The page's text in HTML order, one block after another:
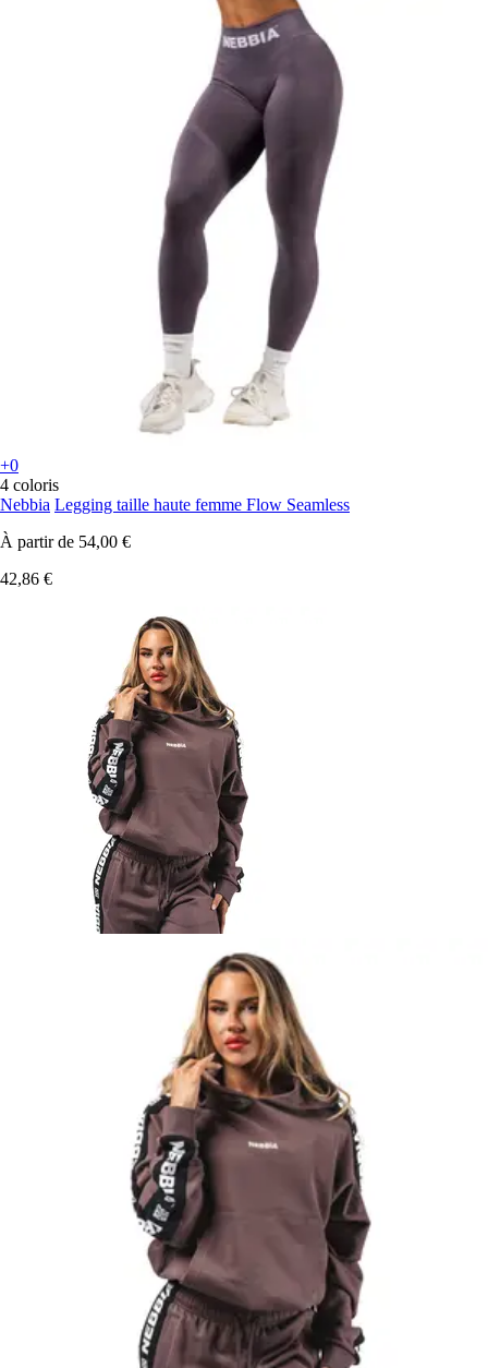
+0
4 coloris
Nebbia Legging taille haute femme Flow Seamless
À partir de 54,00 €
42,86 €